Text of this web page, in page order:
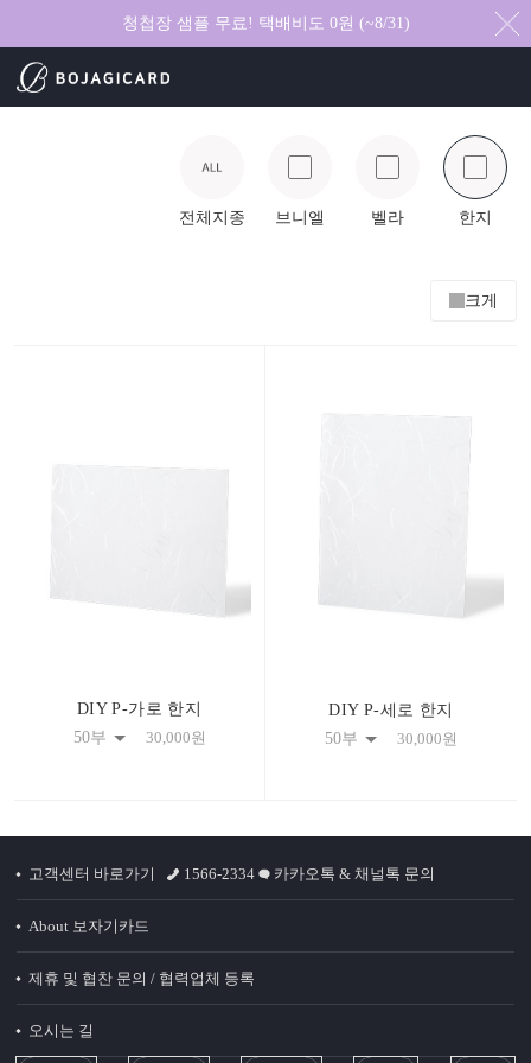
청첩장 샘플 무료! 택배비도 0원 (~8/31)
전체지종 브니엘 벨라 한지
크게
DIY P-가로 한지
50부
30,000원
DIY P-세로 한지
50부
30,000원
고객센터 바로가기 1566-2334 카카오톡 & 채널톡 문의
About 보자기카드
제휴 및 협찬 문의 / 협력업체 등록
오시는 길